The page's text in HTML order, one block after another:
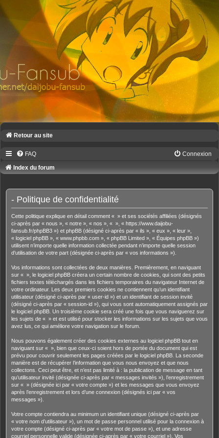
Retour au site
FAQ
Connexion
Index du forum
- Politique de confidentialité
Cette politique explique en détail comment « » et ses sociétés affiliées (désignés
ci-après par « nous », « notre », « nos », « », « https://www.daijobu-
fansub.fr/phpBB3 ») et phpBB (désigné ci-après par « ils », « eux », « leur »,
« logiciel phpBB », « www.phpbb.com », « phpBB Limited », « Équipes phpBB »)
utilisent n’importe quelle information collectée pendant n’importe quelle session
d’utilisation de votre part (désignée ci-après par « vos informations »).
Vos informations sont collectées de deux manières. Premièrement, en naviguant
sur « », le logiciel phpBB créera un certain nombre de cookies, qui sont des petits
fichiers textes téléchargés dans les fichiers temporaires du navigateur Internet de
votre ordinateur. Les deux premiers cookies ne contiennent qu’un identifiant
utilisateur (désigné ci-après par « user-id ») et un identifiant de session invité
(désigné ci-après par « session-id »), qui vous sont automatiquement assignés par
le logiciel phpBB. Un troisième cookie sera créé une fois que vous naviguerez sur
les sujets de « » et est utilisé pour stocker les informations sur les sujets que vous
avez lus, ce qui améliore votre navigation sur le forum.
Nous pouvons également créer des cookies externes au logiciel phpBB tout en
naviguant sur « », bien que ceux-ci soient hors de portée du document qui est
prévu pour couvrir seulement les pages créées par le logiciel phpBB. La seconde
manière est de récupérer l’information que vous nous envoyez et que nous
collectons. Ceci peut être, et n’est pas limité à : la publication de message en tant
qu’utilisateur invité (désignée ci-après par « messages invités »), l’enregistrement
sur « » (désignée ici par « votre compte ») et les messages que vous envoyez
après l’enregistrement et lors d’une connexion (désignés ici par « vos
messages »).
Votre compte contiendra au minimum un identifiant unique (désigné ci-après par
« votre nom d’utilisateur »), un mot de passe personnel utilisé pour la connexion à
votre compte (désigné ci-après par « votre mot de passe »), et une adresse
courriel personnelle valide (désignée ci-après par « votre courriel »). Vos